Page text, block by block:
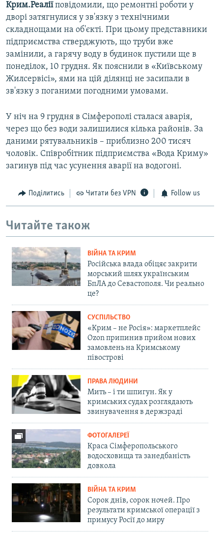
Крим.Реаліїповідомили, що ремонтні роботи у
дворі затягнулися у зв'язку з технічними
складнощами на об'єкті. При цьому представники
підприємства стверджують, що труби вже
замінили, а гарячу воду в будинок пустили ще в
понеділок, 10 грудня. Як пояснили в «Київському
Жилсервісі», ями на цій ділянці не засипали в
зв'язку з поганими погодними умовами.
У ніч на 9 грудня в Сімферополі сталася аварія,
через що без води залишилися кілька районів. За
даними рятувальників – приблизно 200 тисяч
чоловік. Співробітник підприємства «Вода Криму»
загинув під час усунення аварії на водогоні.
Поділитись Читати без VPN Follow us
Читайте також
ВІЙНА ТА КРИМ
Російська влада обіцяє закрити
морський шлях українським
БпЛА до Севастополя. Чи реально
це?
СУСПІЛЬСТВО
«Крим – не Росія»: маркетплейс
Ozon припинив прийом нових
замовлень на Кримському
півострові
ПРАВА ЛЮДИНИ
Мить – і ти шпигун. Як у
кримських судах розглядають
звинувачення в держзраді
ФОТОГАЛЕРЕЇ
Краса Сімферопольського
водосховища та занедбаність
довкола
ВІЙНА ТА КРИМ
Сорок днів, сорок ночей. Про
результати кримської операції з
примусу Росії до миру